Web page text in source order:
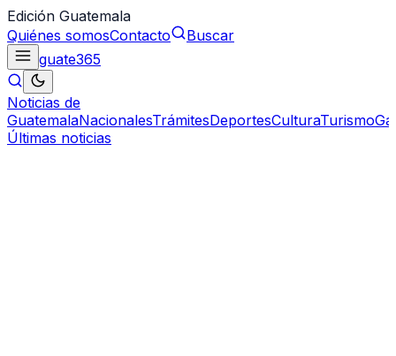
Edición Guatemala
Quiénes somosContacto
Buscar
guate365
Noticias de
GuatemalaNacionalesTrámitesDeportesCulturaTurismo
Últimas noticias